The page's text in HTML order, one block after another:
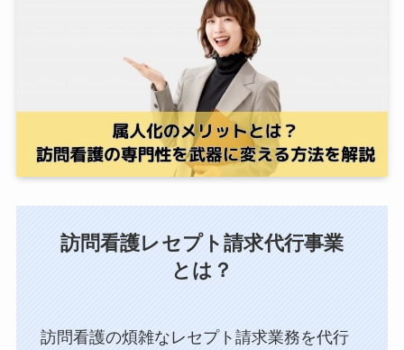
訪問看護レセプト請求代行事業
とは？
訪問看護の煩雑なレセプト請求業務を代行